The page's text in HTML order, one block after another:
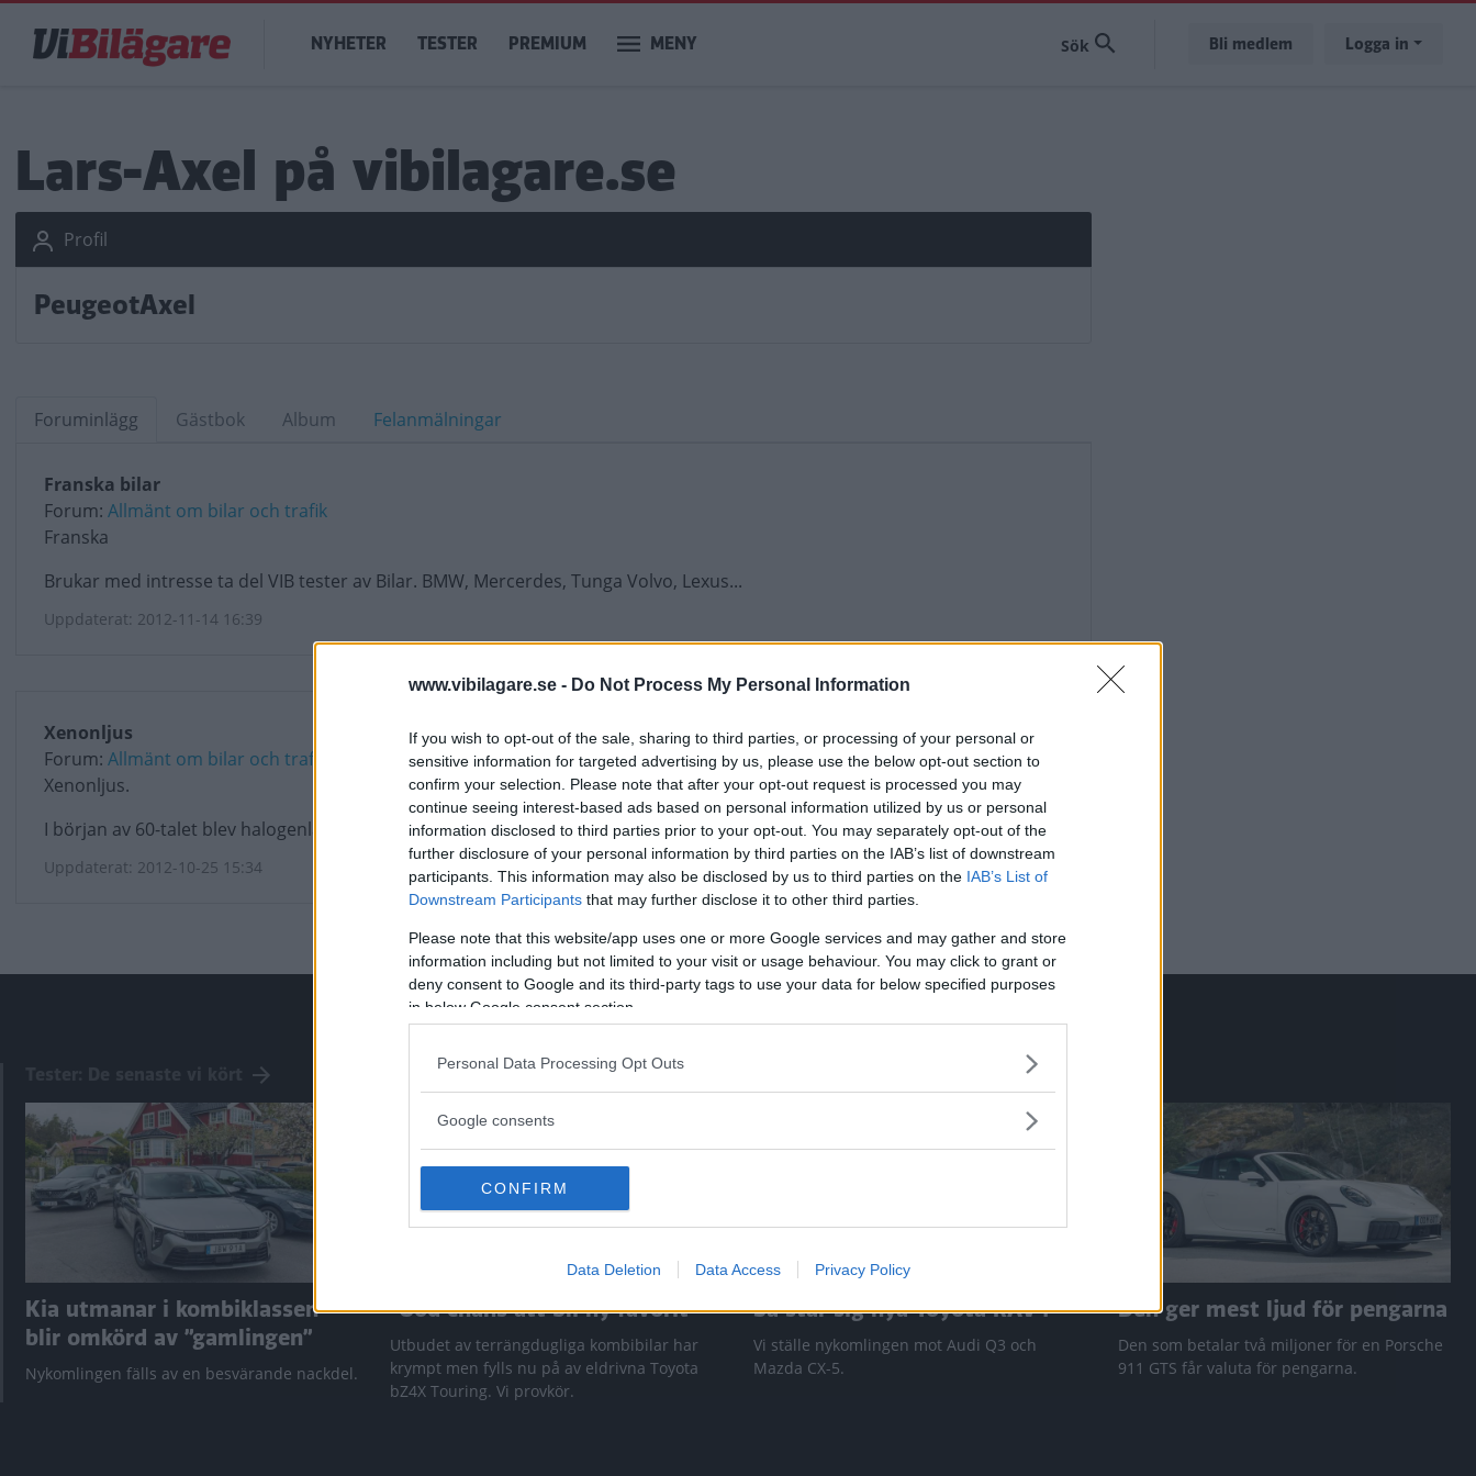
www.vibilagare.se - Do Not Process My Personal Information
If you wish to opt-out of the sale, sharing to third parties, or processing of your personal or
sensitive information for targeted advertising by us, please use the below opt-out section to
confirm your selection. Please note that after your opt-out request is processed you may
continue seeing interest-based ads based on personal information utilized by us or personal
information disclosed to third parties prior to your opt-out. You may separately opt-out of the
further disclosure of your personal information by third parties on the IAB’s list of downstream
participants. This information may also be disclosed by us to third parties on the IAB’s List of
Downstream Participants that may further disclose it to other third parties.
Please note that this website/app uses one or more Google services and may gather and store
information including but not limited to your visit or usage behaviour. You may click to grant or
deny consent to Google and its third-party tags to use your data for below specified purposes
in below Google consent section.
Personal Data Processing Opt Outs
Google consents
CONFIRM
Data Deletion Data Access Privacy Policy
huvudinnehåll
Main
navigation
NYHETER TESTER PREMIUM MENY Bli medlem Logga in
Lars-Axel på vibilagare.se
Profil
PeugeotAxel
Foruminlägg Gästbok Album Felanmälningar
Franska bilar
Forum: Allmänt om bilar och trafik
Franska
Brukar med intresse ta del VIB tester av Bilar. BMW, Mercerdes, Tunga Volvo, Lexus...
Uppdaterat: 2012-11-14 16:39
Xenonljus
Forum: Allmänt om bilar och trafik
Xenonljus.
I början av 60-talet blev halogenlampor i huvudstrålkastare allt vanligare,...
Uppdaterat: 2012-10-25 15:34
Kia utmanar i kombiklassen –
blir omkörd av ”gamlingen”
Nykomlingen fälls av en besvärande nackdel.
”God chans att bli ny favorit”
Utbudet av terrängdugliga kombibilar har
krympt men fylls nu på av eldrivna Toyota
bZ4X Touring. Vi provkör.
Så står sig nya Toyota RAV4
Vi ställe nykomlingen mot Audi Q3 och
Mazda CX-5.
Den ger mest ljud för pengarna
Den som betalar två miljoner för en Porsche
911 GTS får valuta för pengarna.